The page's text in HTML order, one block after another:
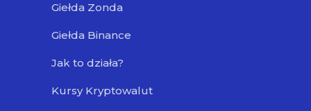
Giełda Zonda
Giełda Binance
Jak to działa?
Kursy Kryptowalut